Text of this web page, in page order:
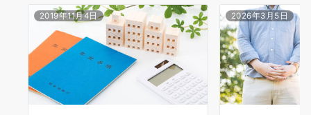
2019年11月4日 2026年3月5日